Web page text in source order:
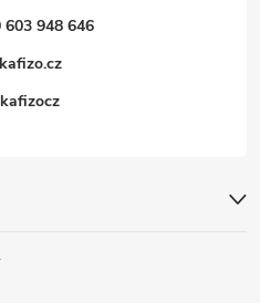
603 948 646
kafizo.cz
kafizocz